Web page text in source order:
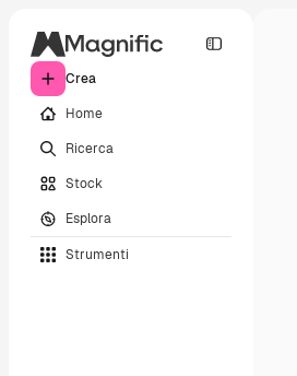
Crea
Home
Ricerca
Stock
Esplora
Strumenti